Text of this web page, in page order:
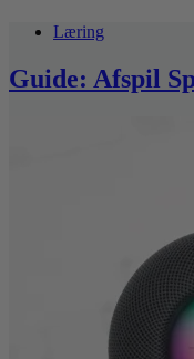
Læring
Guide: Afspil